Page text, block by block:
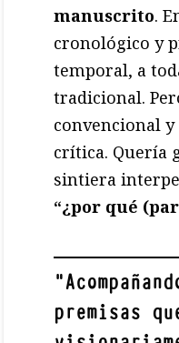
manuscrito.
cronológico y
temporal, a
tradicional.
convencional
crítica. Quería
sintiera
“¿por qué
"
premisas